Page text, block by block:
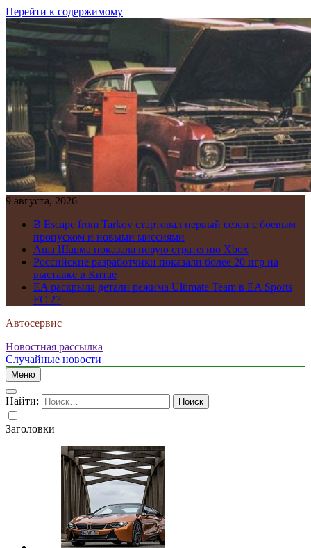
Перейти к содержимому
9 августа, 2026
В Escape from Tarkov стартовал первый сезон с боевым
пропуском и новыми миссиями
Аша Шарма показала новую стратегию Xbox
Российские разработчики показали более 20 игр на
выставке в Китае
EA раскрыла детали режима Ultimate Team в EA Sports
FC 27
Автосервис
Новостная рассылка
Случайные новости
Меню
Найти:
Заголовки